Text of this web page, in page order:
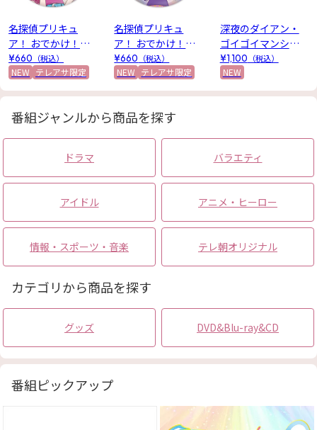
名探偵プリキュ
ア！ おでかけ！プ
リキュアマルシェ
テレビ朝日限定 ホ
ログラム缶バッジ
¥660 （税込）
NEW テレアサ限定
名探偵プリキュ
ア！ おでかけ！プ
リキュアマルシェ
テレビ朝日限定 ホ
ログラム缶バッジ
¥660 （税込）
NEW テレアサ限定
深夜のダイアン・
ゴイゴイマンシー
ル2026
¥1,100 （税込）
NEW
番組ジャンルから商品を探す
ドラマ バラエティ
アイドル アニメ・ヒーロー
情報・スポーツ・音楽 テレ朝オリジナル
カテゴリから商品を探す
グッズ DVD&Blu-ray&CD
番組ピックアップ